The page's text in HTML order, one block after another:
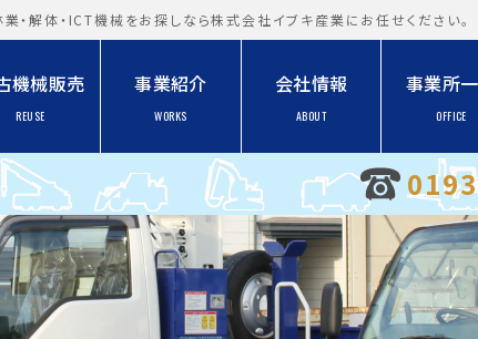
業・解体・ICT機械をお探しなら株式会社イブキ産業にお任せください。
機械販売
REUSE
事業紹介
WORKS
会社情報
ABOUT
事業所
OFFICE